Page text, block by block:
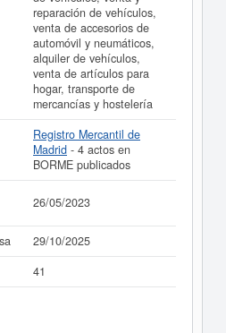
reparación de vehículos,
venta de accesorios de
automóvil y neumáticos,
alquiler de vehículos,
venta de artículos para
hogar, transporte de
mercancías y hostelería
Registro Mercantil de
Madrid - 4 actos en
BORME publicados
26/05/2023
29/10/2025
41